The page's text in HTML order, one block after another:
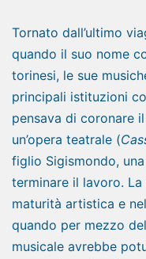
Tornato dall’ultimo
quando il suo nome
torinesi, le sue
principali istituzioni
pensava di coronare
un’opera teatrale (
figlio Sigismondo,
terminare il lavoro.
maturità artistica e
quando per mezzo
musicale avrebbe